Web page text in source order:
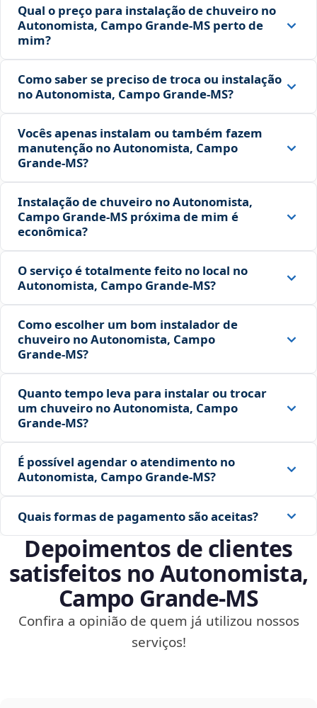
Qual o preço para instalação de chuveiro no
Autonomista, Campo Grande‑MS perto de
mim?
Como saber se preciso de troca ou instalação
no Autonomista, Campo Grande‑MS?
Vocês apenas instalam ou também fazem
manutenção no Autonomista, Campo
Grande‑MS?
Instalação de chuveiro no Autonomista,
Campo Grande‑MS próxima de mim é
econômica?
O serviço é totalmente feito no local no
Autonomista, Campo Grande‑MS?
Como escolher um bom instalador de
chuveiro no Autonomista, Campo
Grande‑MS?
Quanto tempo leva para instalar ou trocar
um chuveiro no Autonomista, Campo
Grande‑MS?
É possível agendar o atendimento no
Autonomista, Campo Grande‑MS?
Quais formas de pagamento são aceitas?
Depoimentos de clientes
satisfeitos no Autonomista,
Campo Grande‑MS
Confira a opinião de quem já utilizou nossos
serviços!